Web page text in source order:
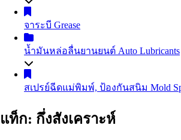
น้ำมันถ่ายเทความร้อน
น้ำมันเกียร์อุตสาหกรรม
น้ำมัน EDMน้ำมันสปาร์ค
น้ำมันปั๊มลมAir Compressor Oil
จาระบี Grease
น้ำมันหล่อลื่นยานยนต์ Auto Lubricants
น้ำมันเครื่องดีเซลDiesel Engine
น้ำมันเบรก Brake Fluid
สเปรย์ฉีดแม่พิมพ์, ป้องกันสนิม Mold
แท็ก: กึ่งสังเคราะห์